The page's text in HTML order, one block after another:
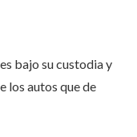
bajo su custodia y
los autos que de